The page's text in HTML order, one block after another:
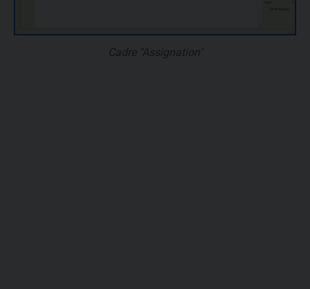
Cadre "Assignation"